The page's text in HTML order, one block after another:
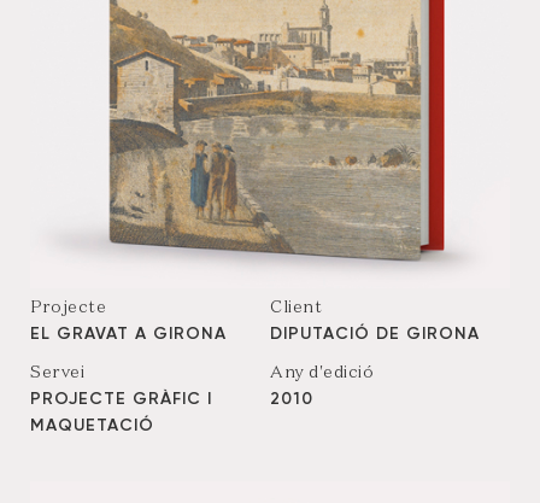
Projecte
EL GRAVAT A GIRONA
Client
DIPUTACIÓ DE GIRONA
Servei
PROJECTE GRÀFIC I
MAQUETACIÓ
Any d'edició
2010